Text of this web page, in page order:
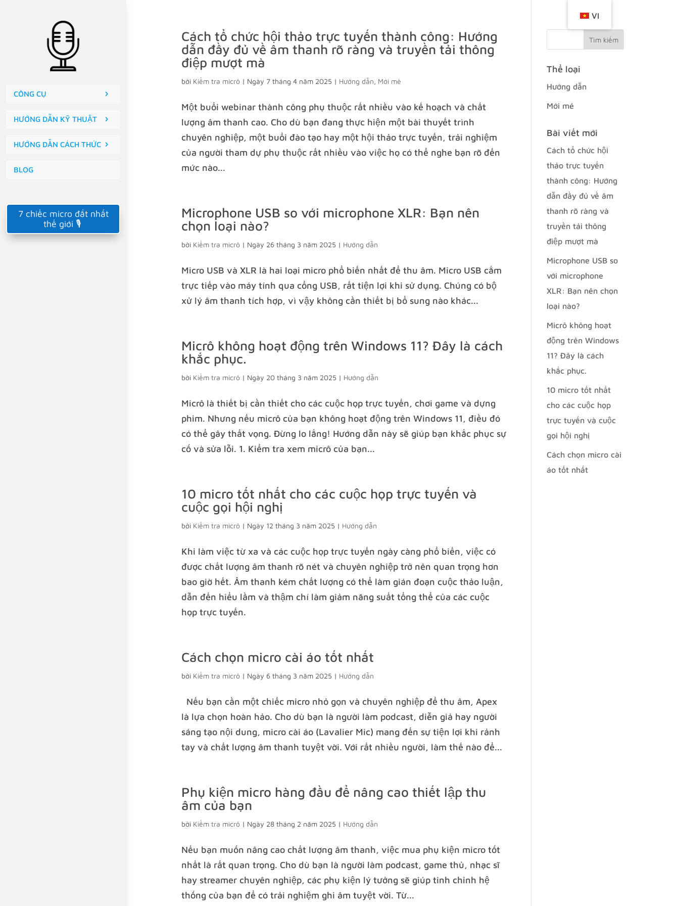
CÔNG CỤ
HƯỚNG DẪN KỸ THUẬT
HƯỚNG DẪN CÁCH THỨC
BLOG
7 chiếc micro đắt nhất
thế giới 🎙️
Cách tổ chức hội thảo trực tuyến thành công: Hướng
dẫn đầy đủ về âm thanh rõ ràng và truyền tải thông
điệp mượt mà
bởi Kiểm tra micrô | Ngày 7 tháng 4 năm 2025 | Hướng dẫn, Mới mẻ
Một buổi webinar thành công phụ thuộc rất nhiều vào kế hoạch và chất
lượng âm thanh cao. Cho dù bạn đang thực hiện một bài thuyết trình
chuyên nghiệp, một buổi đào tạo hay một hội thảo trực tuyến, trải nghiệm
của người tham dự phụ thuộc rất nhiều vào việc họ có thể nghe bạn rõ đến
mức nào...
Microphone USB so với microphone XLR: Bạn nên
chọn loại nào?
bởi Kiểm tra micrô | Ngày 26 tháng 3 năm 2025 | Hướng dẫn
Micro USB và XLR là hai loại micro phổ biến nhất để thu âm. Micro USB cắm
trực tiếp vào máy tính qua cổng USB, rất tiện lợi khi sử dụng. Chúng có bộ
xử lý âm thanh tích hợp, vì vậy không cần thiết bị bổ sung nào khác...
Micrô không hoạt động trên Windows 11? Đây là cách
khắc phục.
bởi Kiểm tra micrô | Ngày 20 tháng 3 năm 2025 | Hướng dẫn
Micrô là thiết bị cần thiết cho các cuộc họp trực tuyến, chơi game và dựng
phim. Nhưng nếu micrô của bạn không hoạt động trên Windows 11, điều đó
có thể gây thất vọng. Đừng lo lắng! Hướng dẫn này sẽ giúp bạn khắc phục sự
cố và sửa lỗi. 1. Kiểm tra xem micrô của bạn...
10 micro tốt nhất cho các cuộc họp trực tuyến và
cuộc gọi hội nghị
bởi Kiểm tra micrô | Ngày 12 tháng 3 năm 2025 | Hướng dẫn
Khi làm việc từ xa và các cuộc họp trực tuyến ngày càng phổ biến, việc có
được chất lượng âm thanh rõ nét và chuyên nghiệp trở nên quan trọng hơn
bao giờ hết. Âm thanh kém chất lượng có thể làm gián đoạn cuộc thảo luận,
dẫn đến hiểu lầm và thậm chí làm giảm năng suất tổng thể của các cuộc
họp trực tuyến.
Cách chọn micro cài áo tốt nhất
bởi Kiểm tra micrô | Ngày 6 tháng 3 năm 2025 | Hướng dẫn
Nếu bạn cần một chiếc micro nhỏ gọn và chuyên nghiệp để thu âm, Apex
là lựa chọn hoàn hảo. Cho dù bạn là người làm podcast, diễn giả hay người
sáng tạo nội dung, micro cài áo (Lavalier Mic) mang đến sự tiện lợi khi rảnh
tay và chất lượng âm thanh tuyệt vời. Với rất nhiều người, làm thế nào để...
Phụ kiện micro hàng đầu để nâng cao thiết lập thu
âm của bạn
bởi Kiểm tra micrô | Ngày 28 tháng 2 năm 2025 | Hướng dẫn
Nếu bạn muốn nâng cao chất lượng âm thanh, việc mua phụ kiện micro tốt
nhất là rất quan trọng. Cho dù bạn là người làm podcast, game thủ, nhạc sĩ
hay streamer chuyên nghiệp, các phụ kiện lý tưởng sẽ giúp tinh chỉnh hệ
thống của bạn để có trải nghiệm ghi âm tuyệt vời. Từ...
Thể loại
Hướng dẫn
Mới mẻ
Bài viết mới
Cách tổ chức hội
thảo trực tuyến
thành công: Hướng
dẫn đầy đủ về âm
thanh rõ ràng và
truyền tải thông
điệp mượt mà
Microphone USB so
với microphone
XLR: Bạn nên chọn
loại nào?
Micrô không hoạt
động trên Windows
11? Đây là cách
khắc phục.
10 micro tốt nhất
cho các cuộc họp
trực tuyến và cuộc
gọi hội nghị
Cách chọn micro cài
áo tốt nhất
VI